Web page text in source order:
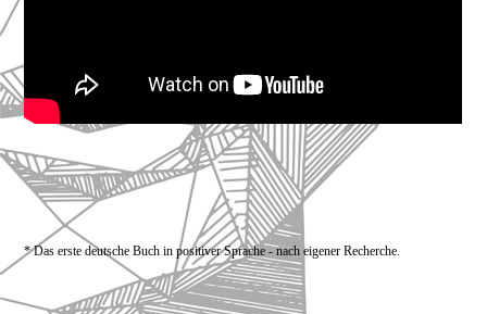
* Das erste deutsche Buch in positiver Sprache - nach eigener Recherche.